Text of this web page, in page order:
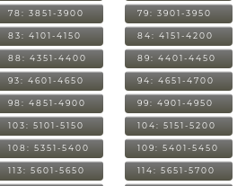
78: 3851-3900 79: 3901-3950
83: 4101-4150 84: 4151-4200
88: 4351-4400 89: 4401-4450
93: 4601-4650 94: 4651-4700
98: 4851-4900 99: 4901-4950
103: 5101-5150 104: 5151-5200
108: 5351-5400 109: 5401-5450
113: 5601-5650 114: 5651-5700